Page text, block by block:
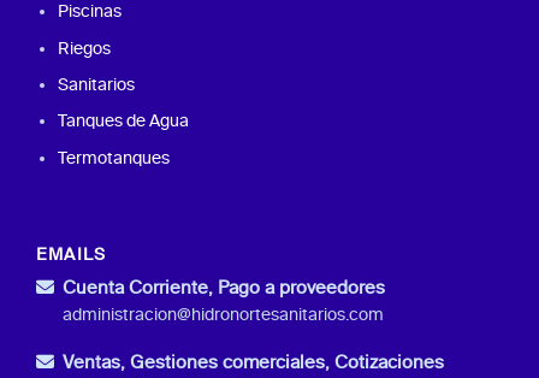
Piscinas
Riegos
Sanitarios
Tanques de Agua
Termotanques
EMAILS
Cuenta Corriente, Pago a proveedores
administracion@hidronortesanitarios.com
Ventas, Gestiones comerciales, Cotizaciones